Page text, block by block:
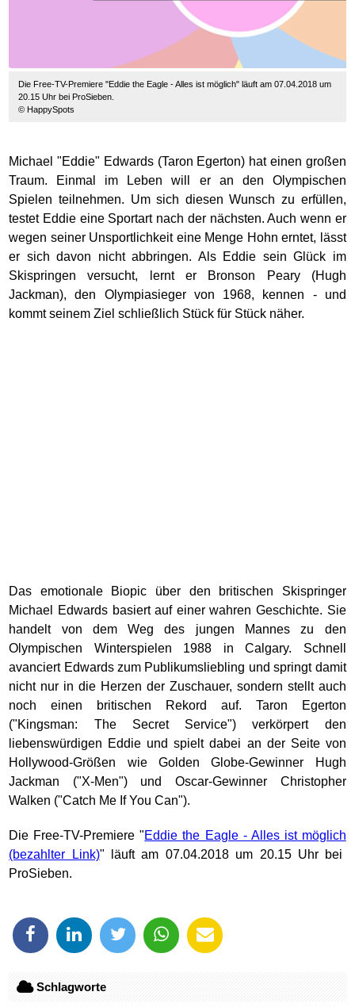
Die Free-TV-Premiere "Eddie the Eagle - Alles ist möglich" läuft am 07.04.2018 um
20.15 Uhr bei ProSieben.
© HappySpots
Michael "Eddie" Edwards (Taron Egerton) hat einen großen
Traum. Einmal im Leben will er an den Olympischen
Spielen teilnehmen. Um sich diesen Wunsch zu erfüllen,
testet Eddie eine Sportart nach der nächsten. Auch wenn er
wegen seiner Unsportlichkeit eine Menge Hohn erntet, lässt
er sich davon nicht abbringen. Als Eddie sein Glück im
Skispringen versucht, lernt er Bronson Peary (Hugh
Jackman), den Olympiasieger von 1968, kennen - und
kommt seinem Ziel schließlich Stück für Stück näher.
Das emotionale Biopic über den britischen Skispringer
Michael Edwards basiert auf einer wahren Geschichte. Sie
handelt von dem Weg des jungen Mannes zu den
Olympischen Winterspielen 1988 in Calgary. Schnell
avanciert Edwards zum Publikumsliebling und springt damit
nicht nur in die Herzen der Zuschauer, sondern stellt auch
noch einen britischen Rekord auf. Taron Egerton
("Kingsman: The Secret Service") verkörpert den
liebenswürdigen Eddie und spielt dabei an der Seite von
Hollywood-Größen wie Golden Globe-Gewinner Hugh
Jackman ("X-Men") und Oscar-Gewinner Christopher
Walken ("Catch Me If You Can").
Die Free-TV-Premiere "Eddie the Eagle - Alles ist möglich
" läuft am 07.04.2018 um 20.15 Uhr bei
ProSieben.
Schlagworte